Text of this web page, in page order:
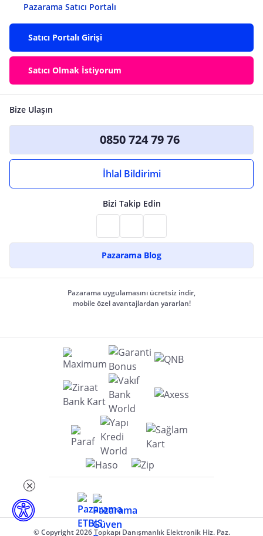
Pazarama Satıcı Portalı
Satıcı Portalı Girişi
Satıcı Olmak İstiyorum
Bize Ulaşın
0850 724 79 76
İhlal Bildirimi
Bizi Takip Edin
Pazarama Blog
Pazarama uygulamasını ücretsiz indir,
mobile özel avantajlardan yararlan!
© Copyright 2026 Topkapı Danışmanlık Elektronik Hiz. Paz.